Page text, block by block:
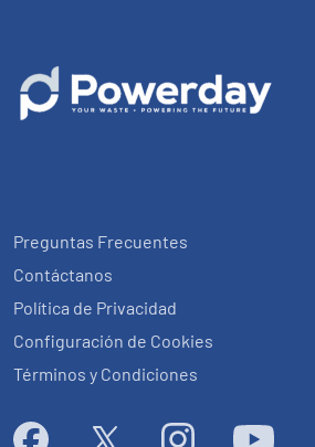
Preguntas Frecuentes
Contáctanos
Política de Privacidad
Configuración de Cookies
Términos y Condiciones